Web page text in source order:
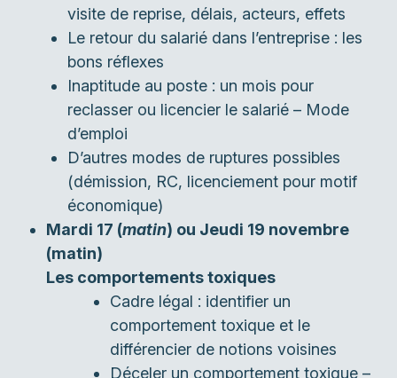
visite de reprise, délais, acteurs, effets
Le retour du salarié dans l’entreprise : les
bons réflexes
Inaptitude au poste : un mois pour
reclasser ou licencier le salarié – Mode
d’emploi
D’autres modes de ruptures possibles
(démission, RC, licenciement pour motif
économique)
Mardi 17 (matin) ou Jeudi 19 novembre
(matin)
Les comportements toxiques
Cadre légal : identifier un
comportement toxique et le
différencier de notions voisines
Déceler un comportement toxique –